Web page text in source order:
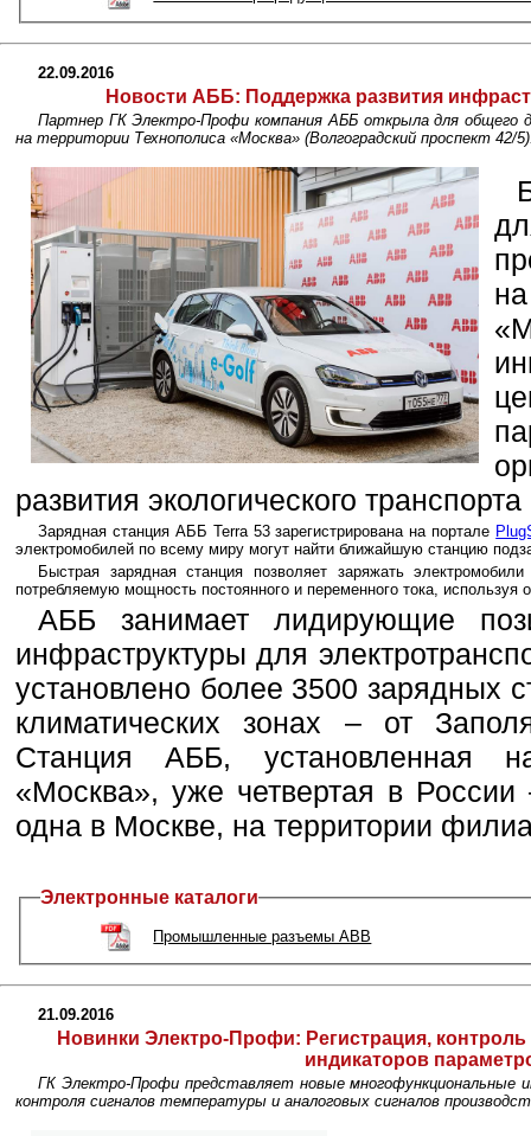
22.09.2016
Новости АББ: Поддержка развития
Партнер ГК Электро-Профи компания АББ открыла для общего
на территории Технополиса «Москва» (Волгоградский проспект 42/
развития экологического
Зарядная станция АББ Terra 53 зарегистрирована на портале
электромобилей по всему миру могут найти ближайшую станцию
Быстрая зарядная станция позволяет заряжать
потребляемую мощность постоянного и переменного тока,
АББ занимает лидирующие
инфраструктуры для
установлено более 3500 зарядных
климатических зонах – от
Станция АББ, установленная
«Москва», уже четвертая в
одна в Москве, на территории
Электронные каталоги
Промышленные разъемы ABB
21.09.2016
Новинки Электро-Профи: Регистрация,
индикаторов
ГК Электро-Профи представляет новые многофункциональные
контроля сигналов температуры и аналоговых сигналов